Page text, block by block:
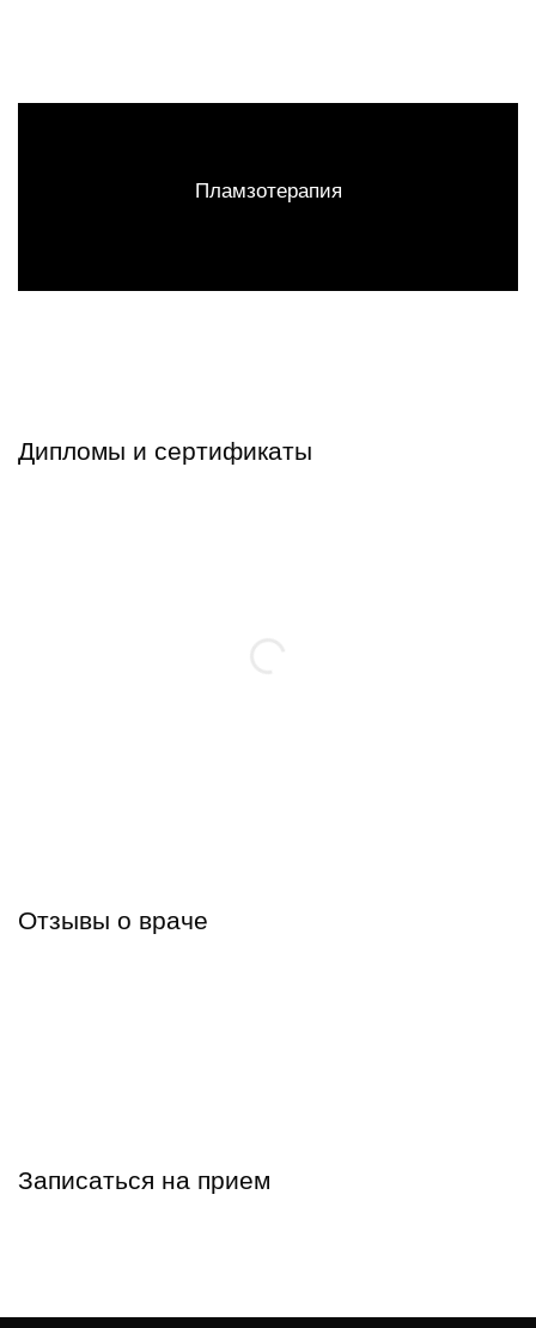
Пламзотерапия
Дипломы и сертификаты
Отзывы о враче
Записаться на прием